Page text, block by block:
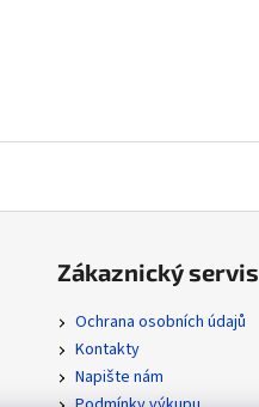
Zákaznický servis
Ochrana osobních údajů
Kontakty
Napište nám